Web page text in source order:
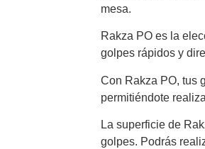
mesa.
Rakza PO es la
golpes rápidos y
Con Rakza PO, tus
permitiéndote
La superficie de
golpes. Podrás